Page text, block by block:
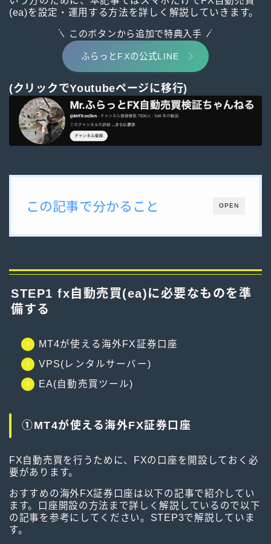
(ea)を設定・運用する方法を詳しく解説していきます。
このボタンから追加で特典入手
ふらっとFXの公式LINE
(クリックでYoutubeページに移行)
OPEN
この記事で分かること
STEP1 fx自動売買(ea)に必要なものを準
備する
MT4が使える海外FX証券口座
VPS(レンタルサーバー)
EA(自動売買ツール)
①MT4が使える海外FX証券口座
FX自動売買を行うために、FXの口座を開設しておく必
要があります。
おすすめの海外FX証券口座は以下の記事で紹介してい
ます。口座開設の方法まで詳しく解説しているので以下
の記事を参考にしてください。STEP3で解説していま
す。